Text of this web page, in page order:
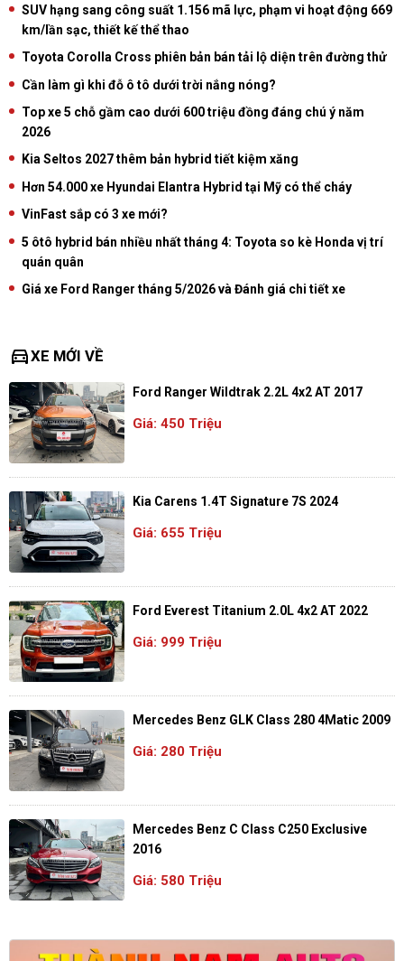
SUV hạng sang công suất 1.156 mã lực, phạm vi hoạt động 669
km/lần sạc, thiết kế thể thao
Toyota Corolla Cross phiên bản bán tải lộ diện trên đường thử
Cần làm gì khi đỗ ô tô dưới trời nắng nóng?
Top xe 5 chỗ gầm cao dưới 600 triệu đồng đáng chú ý năm
2026
Kia Seltos 2027 thêm bản hybrid tiết kiệm xăng
Hơn 54.000 xe Hyundai Elantra Hybrid tại Mỹ có thể cháy
VinFast sắp có 3 xe mới?
5 ôtô hybrid bán nhiều nhất tháng 4: Toyota so kè Honda vị trí
quán quân
Giá xe Ford Ranger tháng 5/2026 và Đánh giá chi tiết xe
directions_carXE MỚI VỀ
Ford Ranger Wildtrak 2.2L 4x2 AT 2017
Giá: 450 Triệu
Kia Carens 1.4T Signature 7S 2024
Giá: 655 Triệu
Ford Everest Titanium 2.0L 4x2 AT 2022
Giá: 999 Triệu
Mercedes Benz GLK Class 280 4Matic 2009
Giá: 280 Triệu
Mercedes Benz C Class C250 Exclusive
2016
Giá: 580 Triệu